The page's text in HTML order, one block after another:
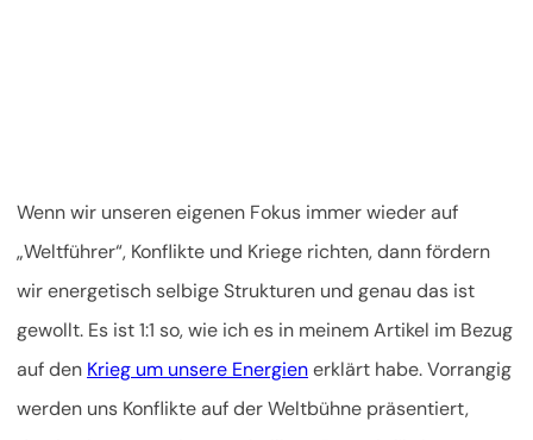
Wenn wir unseren eigenen Fokus immer wieder auf
„Weltführer“, Konflikte und Kriege richten, dann fördern
wir energetisch selbige Strukturen und genau das ist
gewollt. Es ist 1:1 so, wie ich es in meinem Artikel im Bezug
auf den Krieg um unsere Energienerklärt habe. Vorrangig
werden uns Konflikte auf der Weltbühne präsentiert,